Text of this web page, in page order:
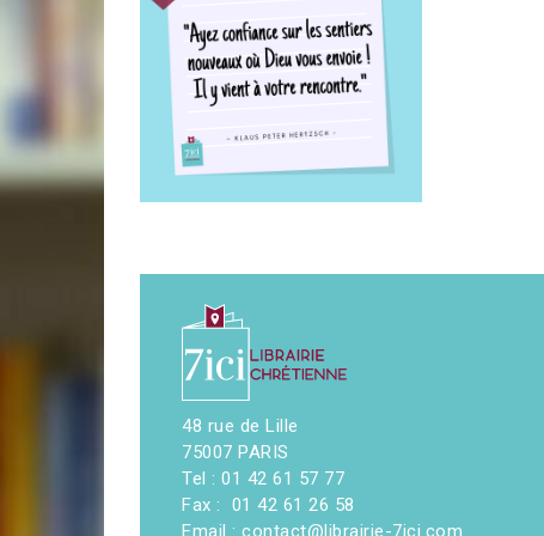
48 rue de Lille
75007 PARIS
Tel : 01 42 61 57 77
Fax : 01 42 61 26 58
Email : contact@librairie-7ici.com